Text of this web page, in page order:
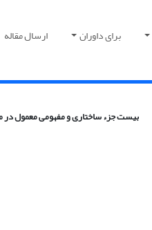
برای داوران ارسال مقاله
بیست جزء ساختاری و مفهومی معمول